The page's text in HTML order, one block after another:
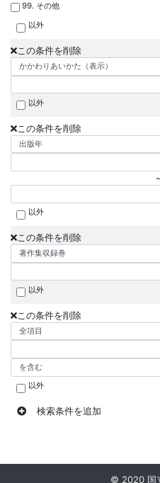
99. その他
以外
この条件を削除
以外
この条件を削除
以外
この条件を削除
以外
この条件を削除
以外
検索条件を追加
© 2020 国